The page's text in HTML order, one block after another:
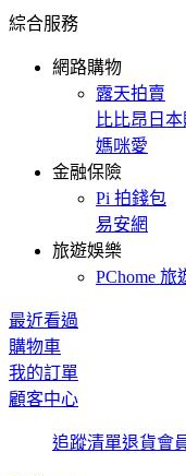
綜合服務
網路購物
露天拍賣
比比昂日
媽咪愛
金融保險
Pi 拍錢包
易安網
旅遊娛樂
PChome 旅
最近看過
購物車
我的訂單
顧客中心
追蹤清單退貨會